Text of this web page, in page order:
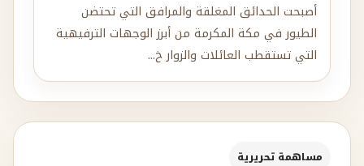
أصبحت الحدائق المغلقة والمرافق التي تحتضن
الطيور في مكة المكرمة من أبرز الوجهات الترفيهية
التي تستقطب العائلات والزوار خ...
مساهمة تحريرية